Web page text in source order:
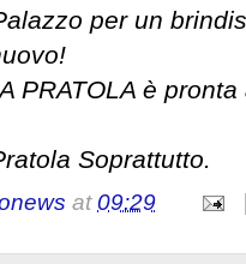
per un
PRATOLA è
Soprattutto.
at09:29